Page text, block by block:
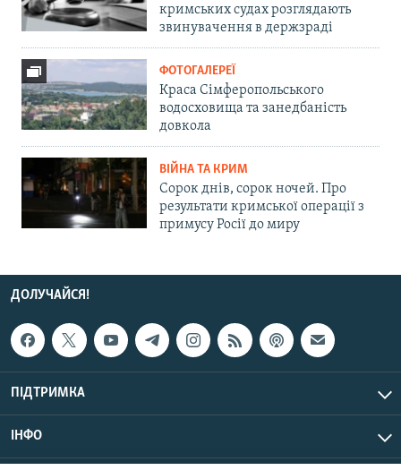
кримських судах розглядають
звинувачення в держзраді
ФОТОГАЛЕРЕЇ
Краса Сімферопольського
водосховища та занедбаність
довкола
ВІЙНА ТА КРИМ
Сорок днів, сорок ночей. Про
результати кримської операції з
примусу Росії до миру
ДОЛУЧАЙСЯ!
ПІДТРИМКА
ІНФО